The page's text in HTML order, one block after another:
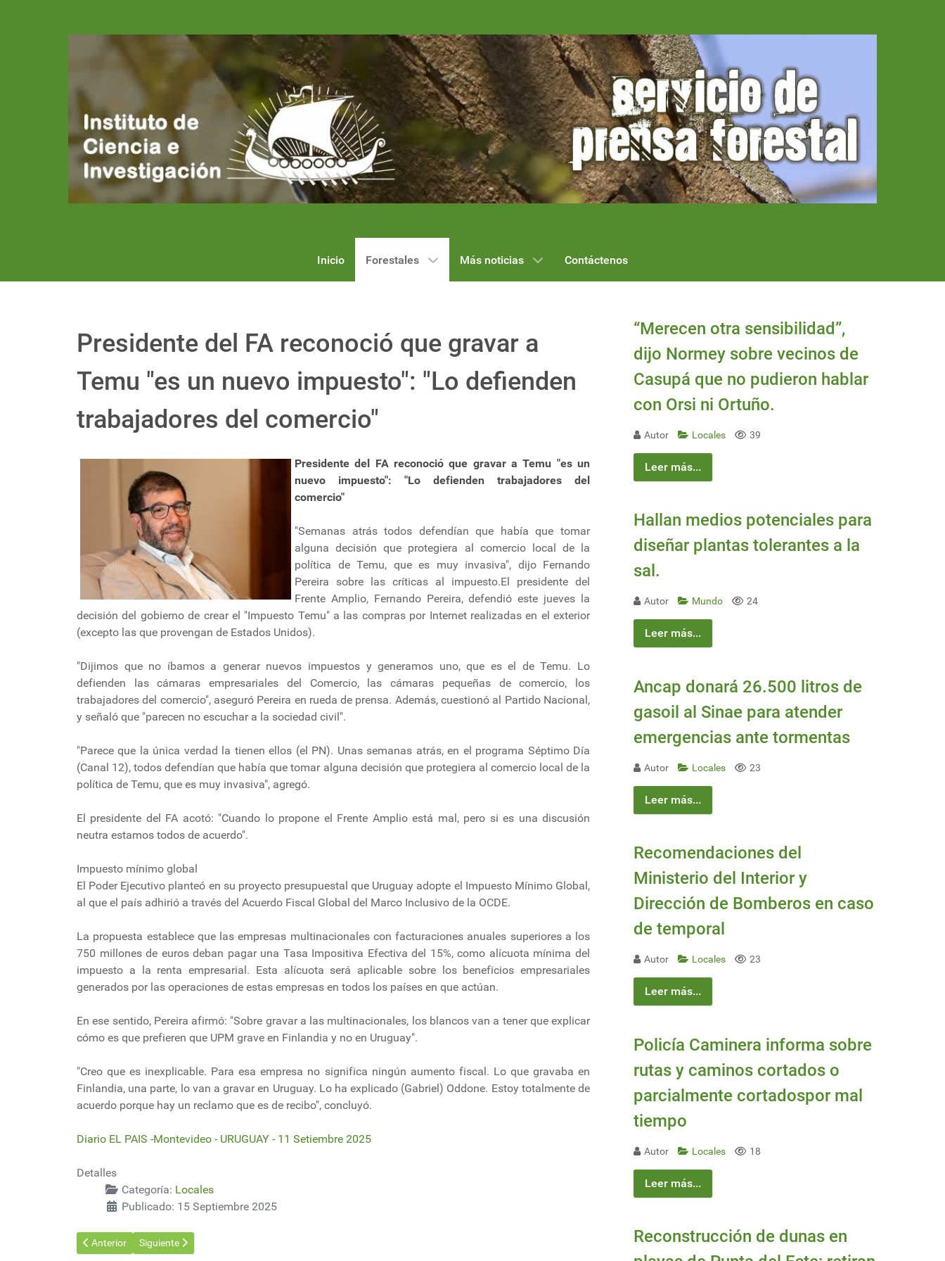
Inicio Forestales Más noticias Contáctenos
Presidente del FA reconoció que gravar a
Temu "es un nuevo impuesto": "Lo defienden
trabajadores del comercio"
Presidente del FA reconoció que gravar a Temu "es un
nuevo impuesto": "Lo defienden trabajadores del
comercio"
"Semanas atrás todos defendían que había que tomar
alguna decisión que protegiera al comercio local de la
política de Temu, que es muy invasiva", dijo Fernando
Pereira sobre las críticas al impuesto.El presidente del
Frente Amplio, Fernando Pereira, defendió este jueves la
decisión del gobierno de crear el "Impuesto Temu" a las compras por Internet realizadas en el exterior
(excepto las que provengan de Estados Unidos).
"Dijimos que no íbamos a generar nuevos impuestos y generamos uno, que es el de Temu. Lo
defienden las cámaras empresariales del Comercio, las cámaras pequeñas de comercio, los
trabajadores del comercio", aseguró Pereira en rueda de prensa. Además, cuestionó al Partido Nacional,
y señaló que "parecen no escuchar a la sociedad civil".
"Parece que la única verdad la tienen ellos (el PN). Unas semanas atrás, en el programa Séptimo Día
(Canal 12), todos defendían que había que tomar alguna decisión que protegiera al comercio local de la
política de Temu, que es muy invasiva", agregó.
El presidente del FA acotó: "Cuando lo propone el Frente Amplio está mal, pero si es una discusión
neutra estamos todos de acuerdo".
Impuesto mínimo global
El Poder Ejecutivo planteó en su proyecto presupuestal que Uruguay adopte el Impuesto Mínimo Global,
al que el país adhirió a través del Acuerdo Fiscal Global del Marco Inclusivo de la OCDE.
La propuesta establece que las empresas multinacionales con facturaciones anuales superiores a los
750 millones de euros deban pagar una Tasa Impositiva Efectiva del 15%, como alícuota mínima del
impuesto a la renta empresarial. Esta alícuota será aplicable sobre los beneficios empresariales
generados por las operaciones de estas empresas en todos los países en que actúan.
En ese sentido, Pereira afirmó: "Sobre gravar a las multinacionales, los blancos van a tener que explicar
cómo es que prefieren que UPM grave en Finlandia y no en Uruguay".
"Creo que es inexplicable. Para esa empresa no significa ningún aumento fiscal. Lo que gravaba en
Finlandia, una parte, lo van a gravar en Uruguay. Lo ha explicado (Gabriel) Oddone. Estoy totalmente de
acuerdo porque hay un reclamo que es de recibo", concluyó.
Diario EL PAIS -Montevideo - URUGUAY - 11 Setiembre 2025
Detalles
Categoría: Locales
Publicado: 15 Septiembre 2025
Artículo anterior: UTE construirá su tercer parque solar fotovoltaico, ¿de cuánto es la inversión y dónde estará ubicado?
Anterior Artículo siguiente: UTE adjudicó construcción de parque solar en Cerro Largo y será el tercero de su propiedad
Siguiente
“Merecen otra sensibilidad”,
dijo Normey sobre vecinos de
Casupá que no pudieron hablar
con Orsi ni Ortuño.
Autor Locales 39
Leer más...
Hallan medios potenciales para
diseñar plantas tolerantes a la
sal.
Autor Mundo 24
Leer más...
Ancap donará 26.500 litros de
gasoil al Sinae para atender
emergencias ante tormentas
Autor Locales 23
Leer más...
Recomendaciones del
Ministerio del Interior y
Dirección de Bomberos en caso
de temporal
Autor Locales 23
Leer más...
Policía Caminera informa sobre
rutas y caminos cortados o
parcialmente cortadospor mal
tiempo
Autor Locales 18
Leer más...
Reconstrucción de dunas en